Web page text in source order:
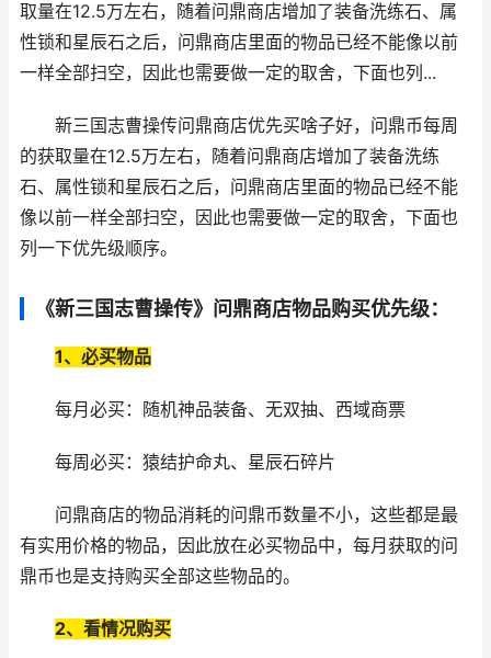
取量在12.5万左右，随着问鼎商店增加了装备洗练石、属
性锁和星辰石之后，问鼎商店里面的物品已经不能像以前
一样全部扫空，因此也需要做一定的取舍，下面也列...
新三国志曹操传问鼎商店优先买啥子好，问鼎币每周
的获取量在12.5万左右，随着问鼎商店增加了装备洗练
石、属性锁和星辰石之后，问鼎商店里面的物品已经不能
像以前一样全部扫空，因此也需要做一定的取舍，下面也
列一下优先级顺序。
《新三国志曹操传》问鼎商店物品购买优先级：
1、必买物品
每月必买：随机神品装备、无双抽、西域商票
每周必买：猿结护命丸、星辰石碎片
问鼎商店的物品消耗的问鼎币数量不小，这些都是最
有实用价格的物品，因此放在必买物品中，每月获取的问
鼎币也是支持购买全部这些物品的。
2、看情况购买